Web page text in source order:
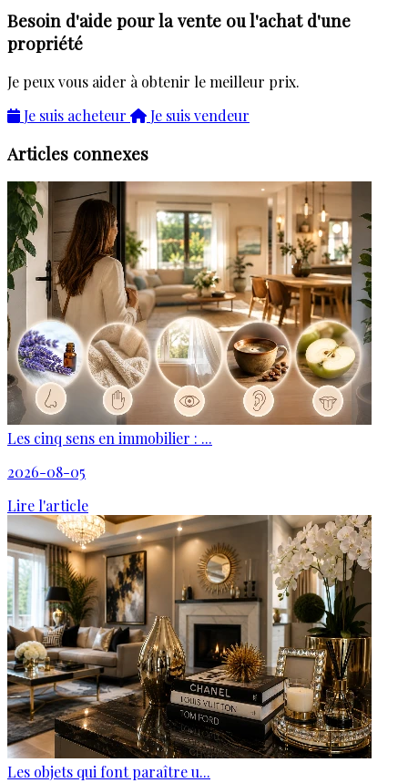
Besoin d'aide pour la vente ou l'achat d'une
propriété
Je peux vous aider à obtenir le meilleur prix.
Je suis acheteur
Je suis vendeur
Articles connexes
Les cinq sens en immobilier : ...
2026-08-05
Lire l'article
Les objets qui font paraître u...